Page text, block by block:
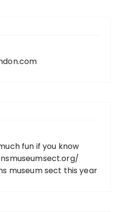
fun if you know
museum sect this year